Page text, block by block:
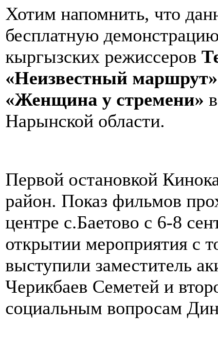
Хотим напомнить, что
бесплатную
кыргызских режиссеров
«Неизвестный маршрут»
«Женщина у стремени»
Нарынской области.
Первой остановкой
район. Показ фильмов
центре с.Баетово с 6-8
открытии мероприятия с
выступили заместитель
Черикбаев Семетей и
социальным вопросам